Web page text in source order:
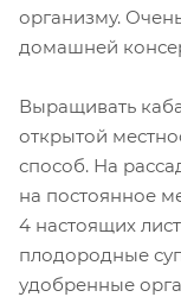
организму.
домашней
Выращивать
открытой
способ. На
на постоянное
4 настоящих
плодородные
удобренные